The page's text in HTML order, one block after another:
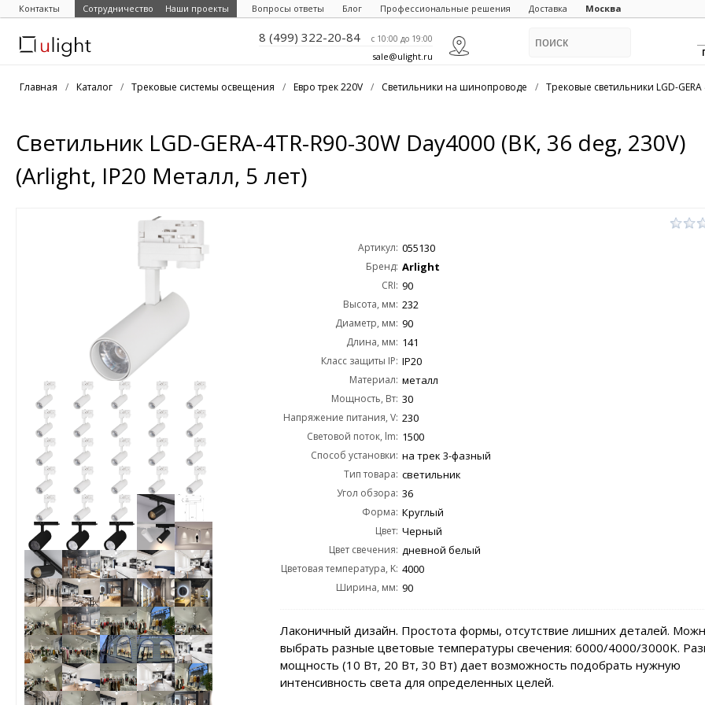
Контакты Сотрудничество Наши проекты Вопросы ответы Блог Профессиональные решения Доставка Москва
8 (499) 322-20-84 c 10:00 до 19:00
sale@ulight.ru
Главная / Каталог / Трековые системы освещения / Евро трек 220V / Светильники на шинопроводе / Трековые светильники LGD-GERA
Светильник LGD-GERA-4TR-R90-30W Day4000 (BK, 36 deg, 230V)
(Arlight, IP20 Металл, 5 лет)
Артикул: 055130
Бренд: Arlight
CRI: 90
Высота, мм: 232
Диаметр, мм: 90
Длина, мм: 141
Класс защиты IP: IP20
Материал: металл
Мощность, Вт: 30
Напряжение питания, V: 230
Световой поток, lm: 1500
Способ установки: на трек 3-фазный
Тип товара: светильник
Угол обзора: 36
Форма: Круглый
Цвет: Черный
Цвет свечения: дневной белый
Цветовая температура, K: 4000
Ширина, мм: 90
Лаконичный дизайн. Простота формы, отсутствие лишних деталей.
выбрать разные цветовые температуры свечения: 6000/4000/3000K.
мощность (10 Вт, 20 Вт, 30 Вт) дает возможность подобрать нужную
интенсивность света для определенных целей.